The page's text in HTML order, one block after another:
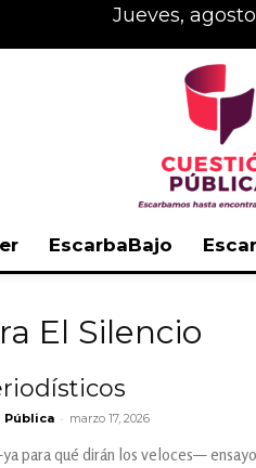
jueves,
EscarbaBajo
El Silencio
Pública - marzo 17, 2026
para qué dirán los veloces—